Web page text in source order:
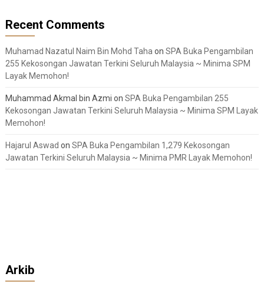
Recent Comments
Muhamad Nazatul Naim Bin Mohd Taha on SPA Buka Pengambilan
255 Kekosongan Jawatan Terkini Seluruh Malaysia ~ Minima SPM
Layak Memohon!
Muhammad Akmal bin Azmi on SPA Buka Pengambilan 255
Kekosongan Jawatan Terkini Seluruh Malaysia ~ Minima SPM Layak
Memohon!
Hajarul Aswad on SPA Buka Pengambilan 1,279 Kekosongan
Jawatan Terkini Seluruh Malaysia ~ Minima PMR Layak Memohon!
Arkib